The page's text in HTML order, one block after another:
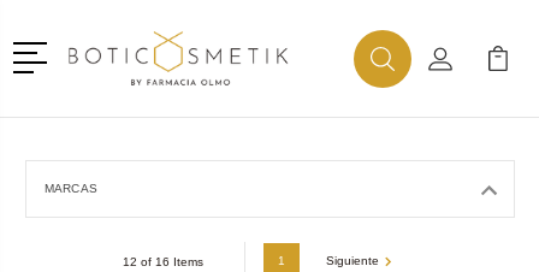
Menú
BuscarMi Cuenta
Mi
MARCAS
12 of 16 Items 1 Siguiente